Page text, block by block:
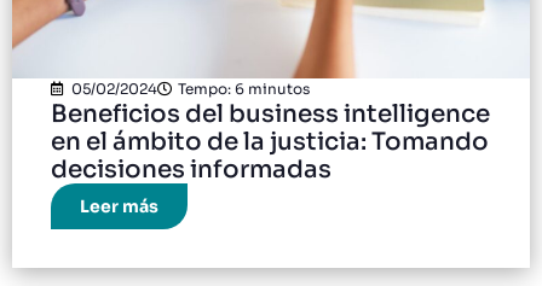
05/02/2024 Tempo: 6 minutos
Beneficios del business intelligence
en el ámbito de la justicia: Tomando
decisiones informadas
Leer más